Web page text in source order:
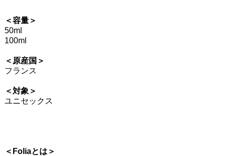
＜容量＞
50ml
100ml
＜原産国＞
フランス
＜対象＞
ユニセックス
＜Foliaとは＞